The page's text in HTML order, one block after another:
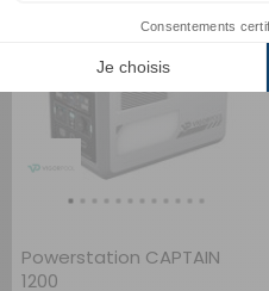
Powerstation CAPTAIN
1200